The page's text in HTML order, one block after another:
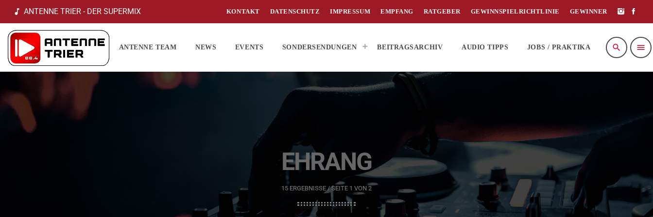
music_note ANTENNE TRIER - DER SUPERMIX KONTAKT DATENSCHUTZ IMPRESSUM EMPFANG RATGEBER GEWINNSPIELRICHTLINIE GEWINNER
ANTENNE TEAM NEWS EVENTS SONDERSENDUNGEN BEITRAGSARCHIV AUDIO TIPPS JOBS / PRAKTIKA search menu
EHRANG
15 ERGEBNISSE / SEITE 1 VON 2